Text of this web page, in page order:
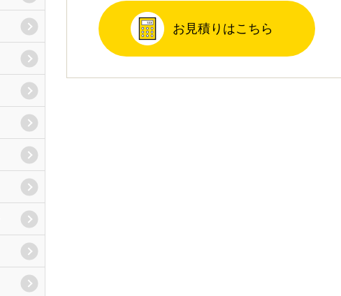
お見積りはこちら